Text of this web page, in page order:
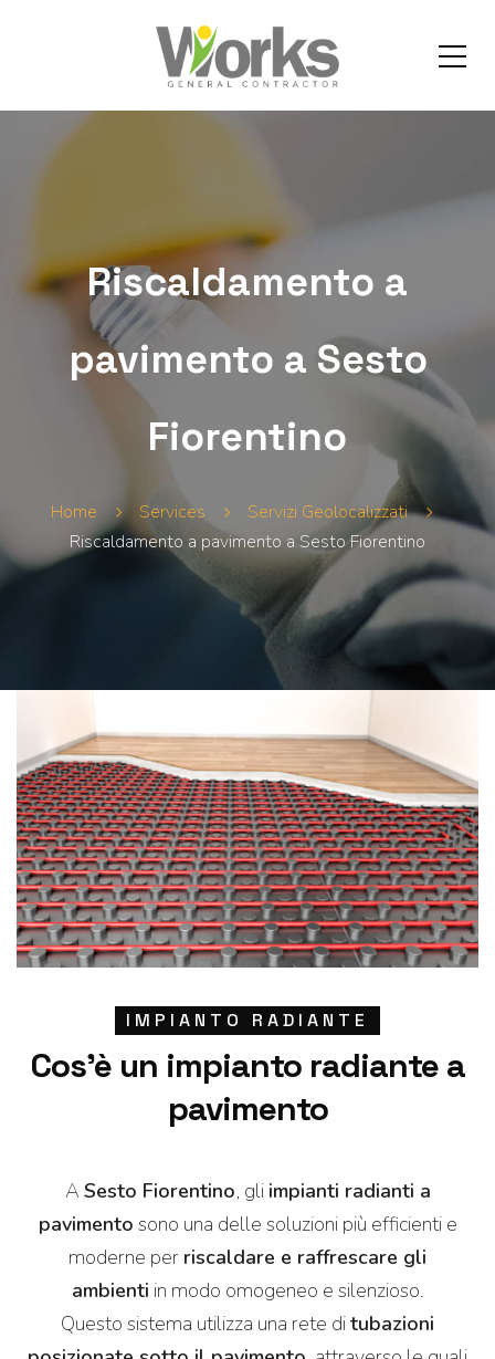
Riscaldamento a
pavimento a Sesto
Fiorentino
Home Services
Servizi Geolocalizzati
Riscaldamento a pavimento a Sesto Fiorentino
IMPIANTO RADIANTE
Cos’è un impianto radiante a
pavimento
A Sesto Fiorentino, gli impianti radianti a
pavimento sono una delle soluzioni più efficienti e
moderne per riscaldare e raffrescare gli
ambienti in modo omogeneo e silenzioso.
Questo sistema utilizza una rete ditubazioni